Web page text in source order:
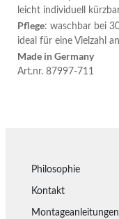
leicht individuell
Pflege: waschbar bei
ideal für eine Vielzahl
Made in Germany
Art.nr. 87997-711
Philosophie
Kontakt
Montageanleitungen